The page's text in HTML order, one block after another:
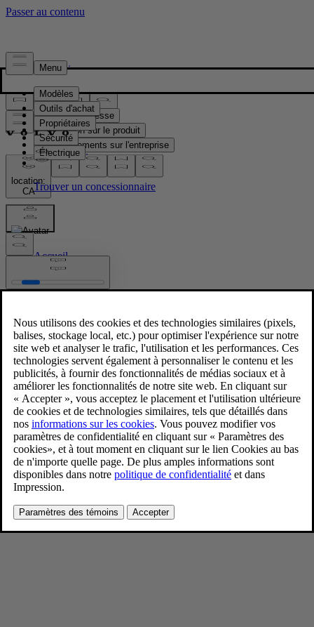
Presse & Médias
Matériel de presse
Information sur le produit
Renseignements sur l'entreprise
Contacts médias
location:
CA
Images
Accueil
/Images
New Volvo XC90 B5 - interior
11/26/2024
Favoris
Partager
Télécharger
Navy Herringbone Weave premium textile with Light Ash deco
Pour consulter toute l’information sur les droits d’auteur, cliquez ici